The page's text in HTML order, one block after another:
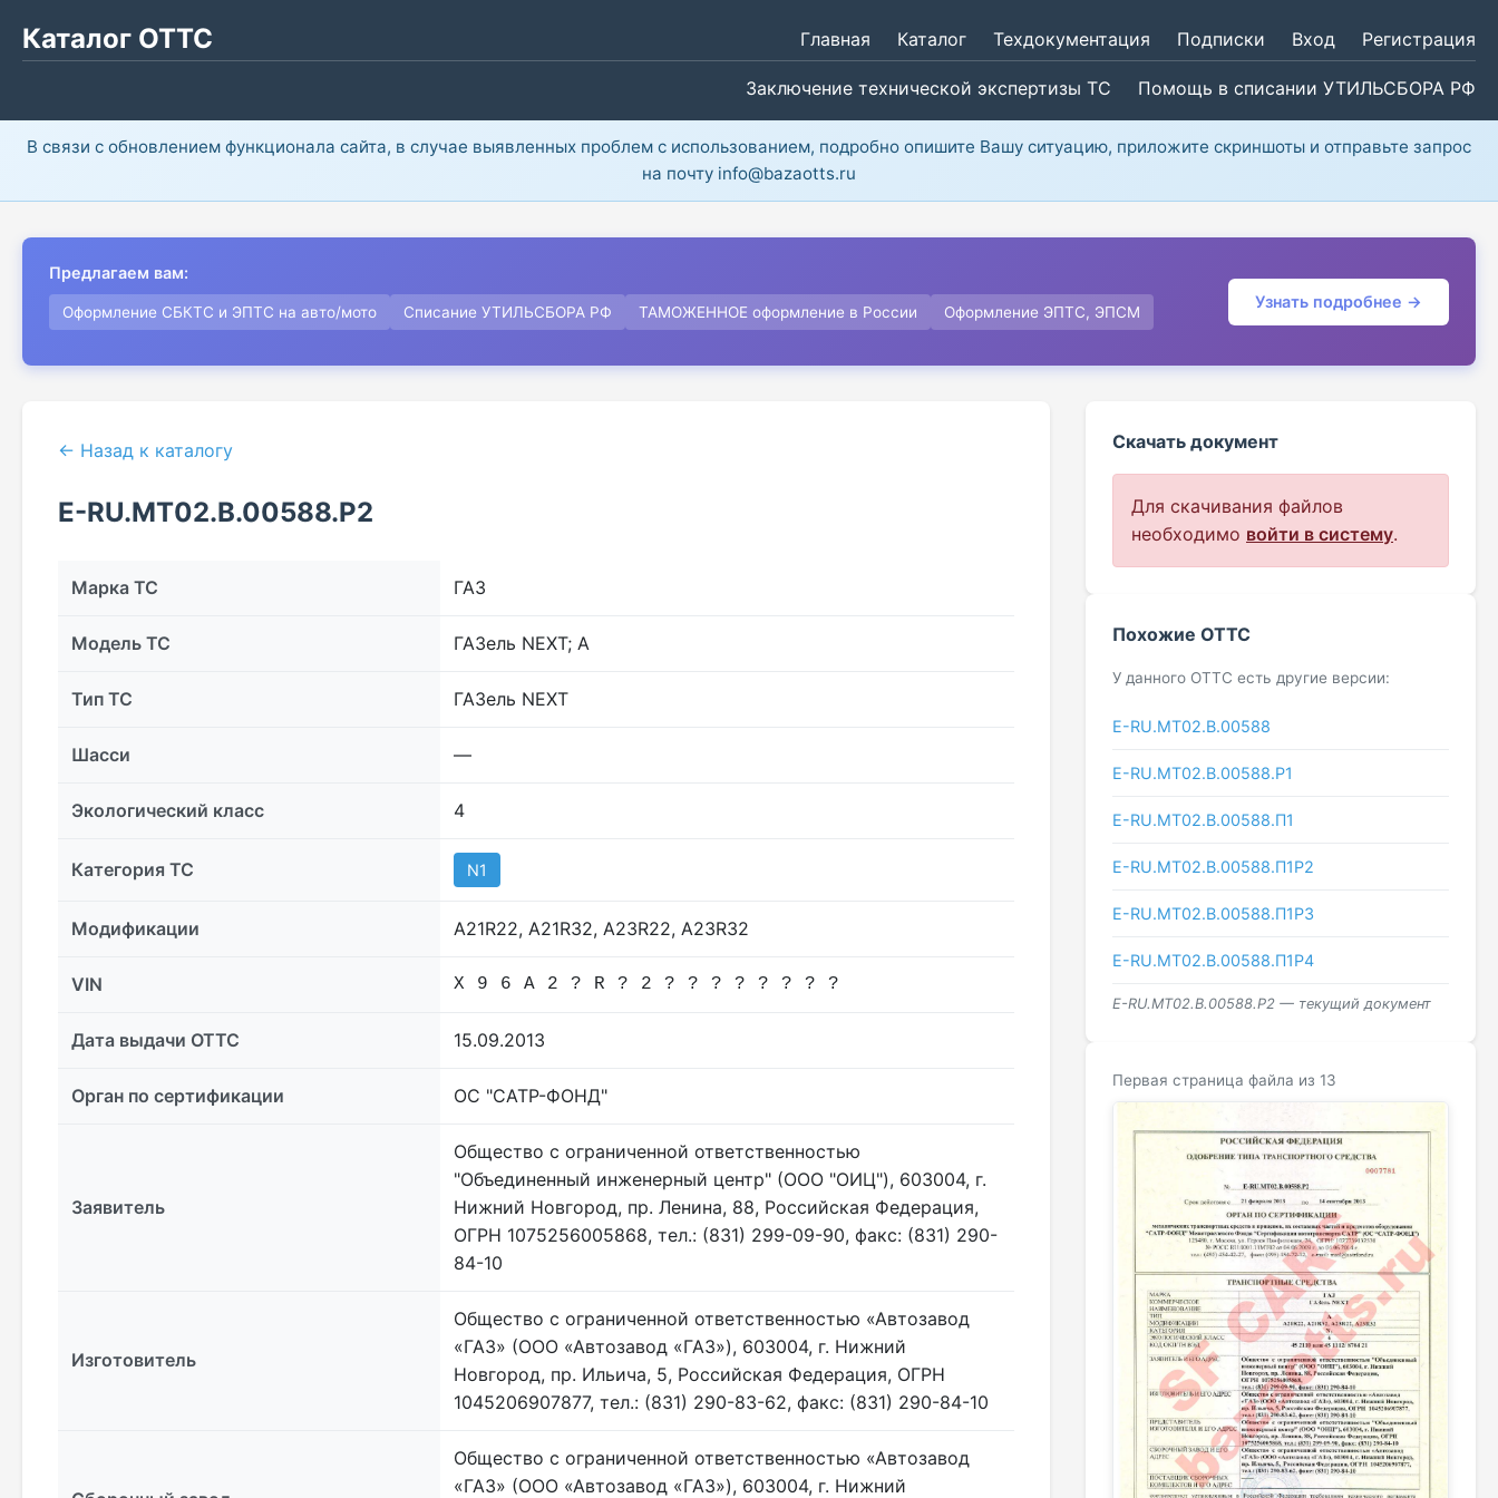
Каталог ОТТС Главная Каталог Техдокументация Подписки Вход Регистрация
Заключение технической экспертизы ТС Помощь в списании УТИЛЬСБОРА РФ
В связи с обновлением функционала сайта, в случае выявленных проблем с использованием, подробно опишите Вашу ситуацию, приложите скриншоты и отправьте запрос
на почту info@bazaotts.ru
Предлагаем вам:
Оформление СБКТС и ЭПТС на авто/мото Списание УТИЛЬСБОРА РФ ТАМОЖЕННОЕ оформление в России Оформление ЭПТС, ЭПСМ
Узнать подробнее →
← Назад к каталогу
E-RU.МТ02.B.00588.Р2
Марка ТС ГАЗ
Модель ТС ГАЗель NEXT; А
Тип ТС ГАЗель NEXT
Шасси —
Экологический класс 4
Категория ТС N1
Модификации А21R22, A21R32, А23R22, A23R32
VIN Х 9 6 A 2 ? R ? 2 ? ? ? ? ? ? ? ?
Дата выдачи ОТТС 15.09.2013
Орган по сертификации ОС "САТР-ФОНД"
Заявитель
Общество с ограниченной ответственностью
"Объединенный инженерный центр" (ООО "ОИЦ"), 603004, г.
Нижний Новгород, пр. Ленина, 88, Российская Федерация,
ОГРН 1075256005868, тел.: (831) 299-09-90, факс: (831) 290-
84-10
Изготовитель
Общество с ограниченной ответственностью «Автозавод
«ГАЗ» (ООО «Автозавод «ГАЗ»), 603004, г. Нижний
Новгород, пр. Ильича, 5, Российская Федерация, ОГРН
1045206907877, тел.: (831) 290-83-62, факс: (831) 290-84-10
Общество с ограниченной ответственностью «Автозавод
«ГАЗ» (ООО «Автозавод «ГАЗ»), 603004, г. Нижний
Скачать документ
Для скачивания файлов
необходимо войти в систему.
Похожие ОТТС
У данного ОТТС есть другие версии:
E-RU.MT02.B.00588
E-RU.МТ02.B.00588.P1
E-RU.МТ02.B.00588.П1
E-RU.МТ02.B.00588.П1Р2
E-RU.МТ02.B.00588.П1Р3
E-RU.МТ02.B.00588.П1Р4
E-RU.МТ02.B.00588.Р2 — текущий документ
Первая страница файла из 13